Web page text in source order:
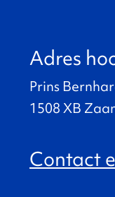
Adres
Prins
1508 XB
Contact